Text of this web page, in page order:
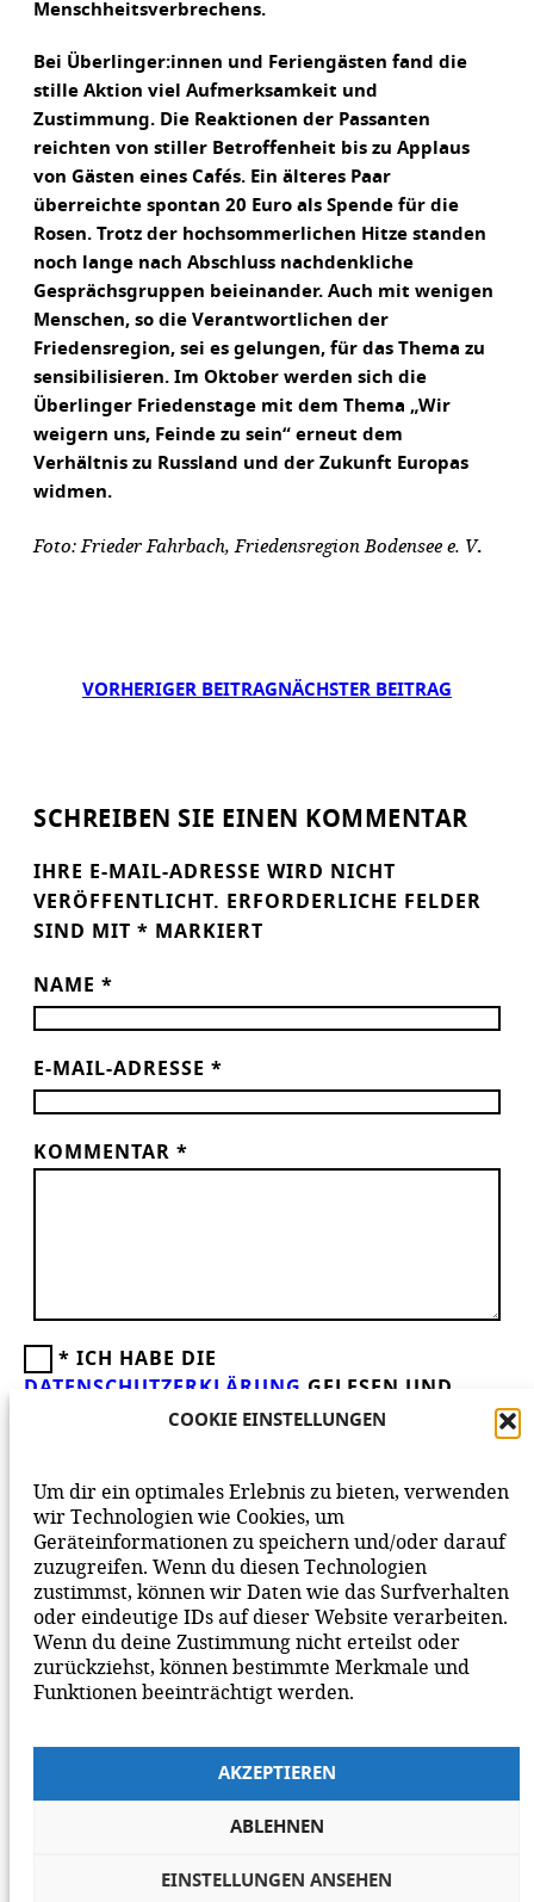
COOKIE EINSTELLUNGEN
Um dir ein optimales Erlebnis zu bieten, verwenden
wir Technologien wie Cookies, um
Geräteinformationen zu speichern und/oder darauf
zuzugreifen. Wenn du diesen Technologien
zustimmst, können wir Daten wie das Surfverhalten
oder eindeutige IDs auf dieser Website verarbeiten.
Wenn du deine Zustimmung nicht erteilst oder
zurückziehst, können bestimmte Merkmale und
Funktionen beeinträchtigt werden.
AKZEPTIEREN
ABLEHNEN
EINSTELLUNGEN ANSEHEN
Menschheitsverbrechens.
Bei Überlinger:innen und Feriengästen fand die
stille Aktion viel Aufmerksamkeit und
Zustimmung. Die Reaktionen der Passanten
reichten von stiller Betroffenheit bis zu Applaus
von Gästen eines Cafés. Ein älteres Paar
überreichte spontan 20 Euro als Spende für die
Rosen. Trotz der hochsommerlichen Hitze standen
noch lange nach Abschluss nachdenkliche
Gesprächsgruppen beieinander. Auch mit wenigen
Menschen, so die Verantwortlichen der
Friedensregion, sei es gelungen, für das Thema zu
sensibilisieren. Im Oktober werden sich die
Überlinger Friedenstage mit dem Thema „Wir
weigern uns, Feinde zu sein“ erneut dem
Verhältnis zu Russland und der Zukunft Europas
widmen.
Foto: Frieder Fahrbach, Friedensregion Bodensee e. V.
VORHERIGER BEITRAG NÄCHSTER BEITRAG
SCHREIBEN SIE EINEN KOMMENTAR
IHRE E-MAIL-ADRESSE WIRD NICHT
VERÖFFENTLICHT.
ERFORDERLICHE FELDER
SIND MIT * MARKIERT
NAME *
E-MAIL-ADRESSE *
KOMMENTAR *
* ICH HABE DIE
DATENSCHUTZERKLÄRUNG GELESEN UND
AKZEPTIERE DIESE.WIR FREUEN UNS ÜBER
MITEINANDER AUF UNSERER SEITE.